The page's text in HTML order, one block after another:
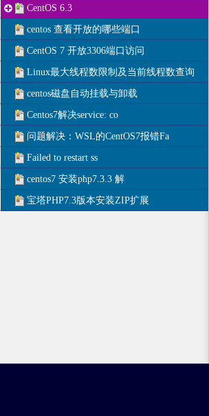
CentOS 6.3
centos 查看开放的哪些端口
CentOS 7 开放3306端口访问
Linux最大线程数限制及当前线程数查询
centos磁盘自动挂载与卸载
Centos7解决service: co
问题解决：WSL的CentOS7报错Fa
Failed to restart ss
centos7 安装php7.3.3 解
宝塔PHP7.3版本安装ZIP扩展